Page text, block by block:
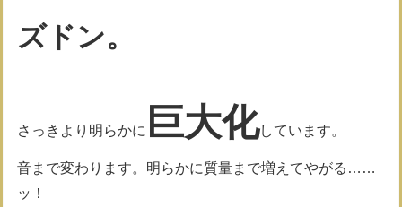
ズドン。
さっきより明らかに 巨大化しています。
音まで変わります。明らかに質量まで増えてやがる……
ッ！